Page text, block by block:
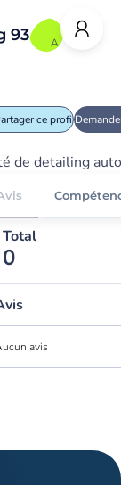
A
93
ce profil
de detailing
Total
0
avis